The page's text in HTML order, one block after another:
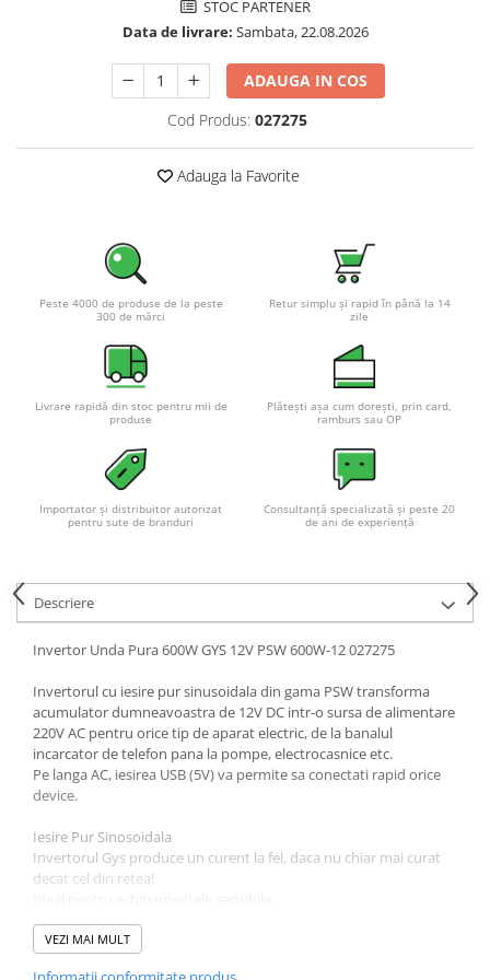
Pachete complete stocare energie
Sisteme fotovoltaice complete
Sisteme fotovoltaice de putere
Sisteme fotovoltaice profesionale
Statii de incarcare vehicule
Statii de incarcare
Cabluri de incarcare vehicule
Prize de incarcare vehicule
electrice
Turbine eoliene pentru casă
Tractiune / LiFePo4
Baterii si acumulatori AGM VRLA
de 6-12 V
Acumulatori Moto, ATV
GEL
AGM
Li-Ion
SLA AGM (Sealed Lead Acid)
Deep Cycle - Tractiune/Semi-
Tractiune
Marine & Caravan
Pachete acumulatori VRLA
STOC PARTENER
Data de livrare: Sambata, 22.08.2026
ADAUGA IN COS
Cod Produs: 027275
Adauga la Favorite
Peste 4000 de produse de la peste
300 de mărci
Retur simplu și rapid în până la 14
zile
Livrare rapidă din stoc pentru mii de
produse
Plătești așa cum dorești, prin card,
ramburs sau OP
Importator și distribuitor autorizat
pentru sute de branduri
Consultanță specializată și peste 20
de ani de experiență
Descriere
Invertor Unda Pura 600W GYS 12V PSW 600W-12 027275
Invertorul cu iesire pur sinusoidala din gama PSW transforma
acumulator dumneavoastra de 12V DC intr-o sursa de alimentare
220V AC pentru orice tip de aparat electric, de la banalul
incarcator de telefon pana la pompe, electrocasnice etc.
Pe langa AC, iesirea USB (5V) va permite sa conectati rapid orice
device.
Iesire Pur Sinosoidala
Invertorul Gys produce un curent la fel, daca nu chiar mai curat
decat cel din retea!
Supracurentii nu apar, invertorul avand o stabilizare automata a
curentului de iesire
VEZI MAI MULT